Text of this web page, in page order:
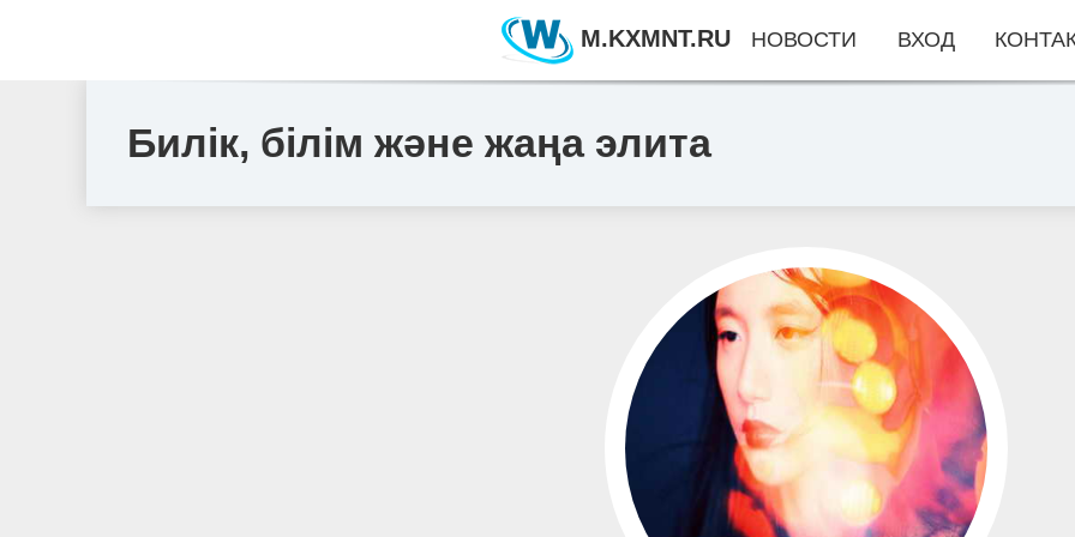
Билік, білім және жаңа элита
M.KXMNT.RU НОВОСТИ ВХОД